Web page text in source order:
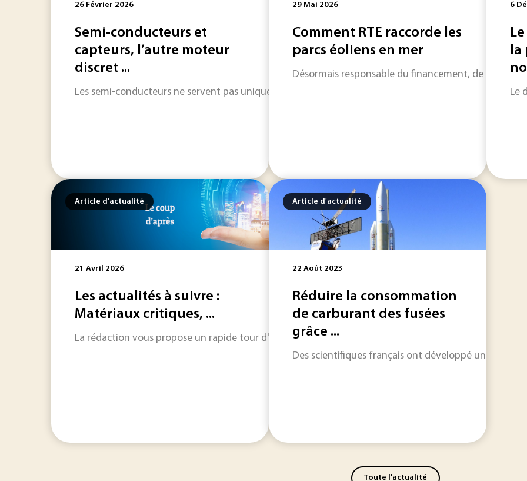
26 Février 2026
Semi-conducteurs et
capteurs, l’autre moteur
discret ...
Les semi-conducteurs ne servent pas uniquement à calculer et à stocker. Ils sont aussi des matériaux
29 Mai 2026
Comment RTE raccorde les
parcs éoliens en mer
Désormais responsable du financement, de la
6
la
Le
Article d'actualité
21 Avril 2026
Les actualités à suivre :
Matériaux critiques, ...
La rédaction vous propose un rapide tour d'horizon sur les informations qui feront l'actualité
Article d'actualité
22 Août 2023
Réduire la consommation
de carburant des fusées
grâce ...
Des scientifiques français ont développé une
Toute l'actualité